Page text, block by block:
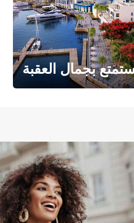
بجمال العقبة